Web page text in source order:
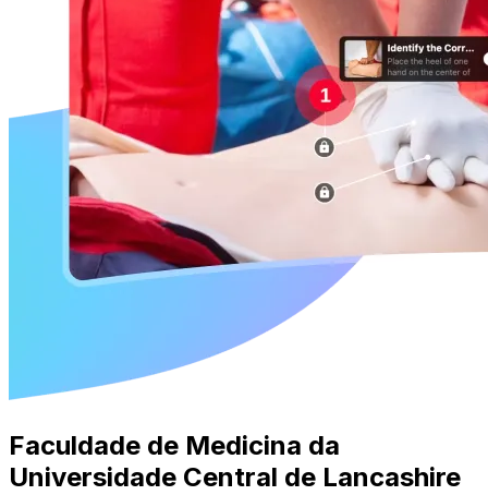
Faculdade de Medicina da
Universidade Central de Lancashire